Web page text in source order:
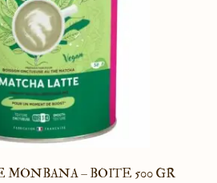
– BOITE 500 GR